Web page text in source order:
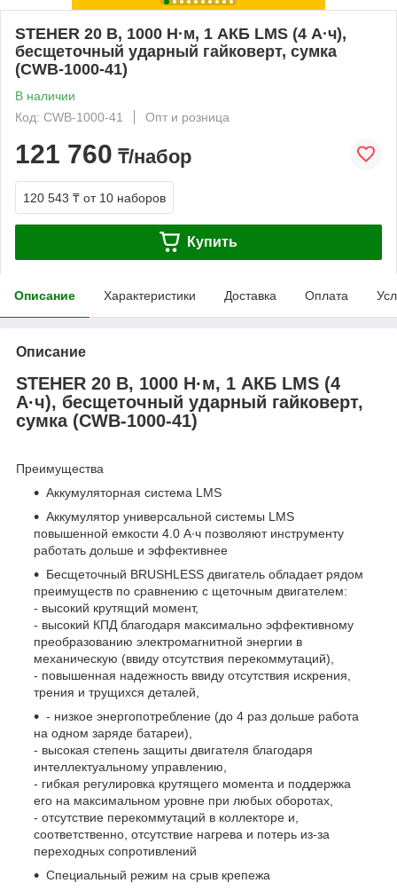
STEHER 20 В, 1000 Н·м, 1 АКБ LMS (4 А·ч),
бесщеточный ударный гайковерт, сумка
(CWB-1000-41)
В наличии
Код: CWB-1000-41
Опт и розница
121 760 ₸/набор
120 543 ₸ от 10 наборов
Купить
Описание Характеристики Доставка Оплата
Описание
STEHER 20 В, 1000 Н·м, 1 АКБ LMS (4
А·ч), бесщеточный ударный гайковерт,
сумка (CWB-1000-41)
Преимущества
Аккумуляторная система LMS
Аккумулятор универсальной системы LMS
повышенной емкости 4.0 А∙ч позволяют инструменту
работать дольше и эффективнее
Бесщеточный BRUSHLESS двигатель обладает рядом
преимуществ по сравнению с щеточным двигателем:
- высокий крутящий момент,
- высокий КПД благодаря максимально эффективному
преобразованию электромагнитной энергии в
механическую (ввиду отсутствия перекоммутаций),
- повышенная надежность ввиду отсутствия искрения,
трения и трущихся деталей,
- низкое энергопотребление (до 4 раз дольше работа
на одном заряде батареи),
- высокая степень защиты двигателя благодаря
интеллектуальному управлению,
- гибкая регулировка крутящего момента и поддержка
его на максимальном уровне при любых оборотах,
- отсутствие перекоммутаций в коллекторе и,
соответственно, отсутствие нагрева и потерь из-за
переходных сопротивлений
Специальный режим на срыв крепежа